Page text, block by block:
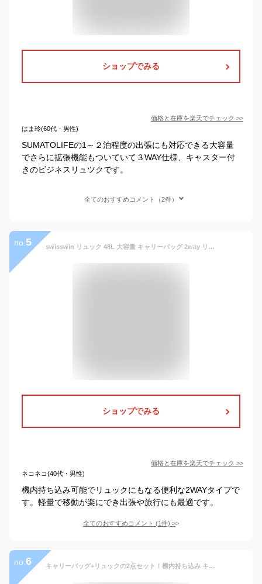
ショップでみる
価格と在庫を楽天でチェック >>
はま玲(60代・男性)
SUMATOLIFEの1～２泊程度の出張にも対応できる大容量
でさらに拡張機能もついていて３WAY仕様、キャスター付
きのビジネスリュツクです。
全てのおすすめコメント（2件）
no. 5 swisswin リュック 48L 大容量 キャリーバッグ 2way リュックバッグ スイスウィン 機内持ち込み可 キャスター付き リュックサック トランクケース スーツケース ビジネス出張 旅行 かばん バックパック ブラック
ショップでみる
価格と在庫を楽天でチェック >>
ネコネコ(40代・男性)
機内持ち込み可能でリュックにもなる便利な2WAYタイプで
す。軽量で移動が楽にでき出張や旅行にも最適です。
全てのおすすめコメント (1件) >
no. 6 キャリーバッグ+リュックの2点セット！機内持ち込み キャリーバッグ 360度回転 キャスター付き リュック リュックバッグ 2way 軽量 大容量 ソフトキャリーバッグ スーツケース 修学旅行 ビジネス 出張 旅行かばん 連休 春休み 夏休み 帰省 海外 国内